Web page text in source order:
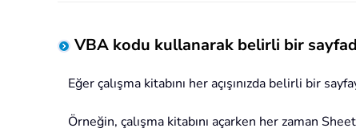
VBA kodu kullanarak belirli bir
Eğer çalışma kitabını her açışınızda belirli bir
Örneğin, çalışma kitabını açarken her zaman